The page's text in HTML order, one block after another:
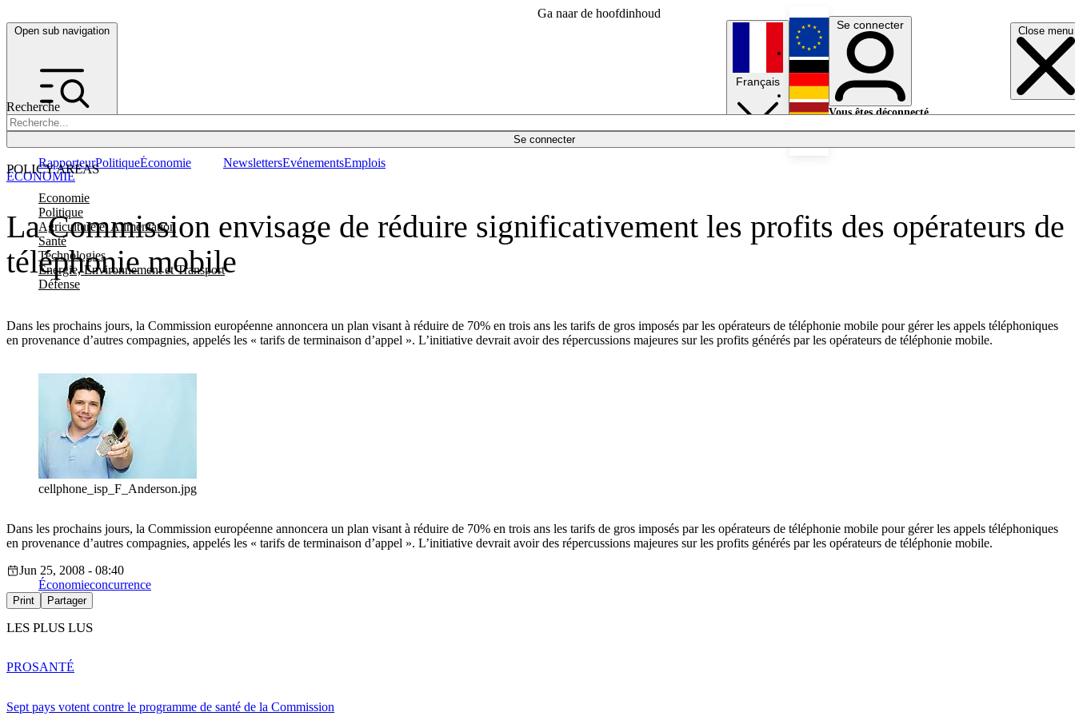
Ga naar de hoofdinhoud
Open sub navigation Close menu
Recherche
Se connecter
POLICY AREAS
Economie
Politique
Agriculture et Alimentation
Santé
Technologies
Energie, Environnement et Transport
Défense
RapporteurPolitiqueÉconomie NewslettersEvénementsEmplois
Français
English
Deutsch
Se connecter
Vous êtes déconnecté.
La Commission envisage de réduire significativement les profits des opérateurs de
téléphonie mobile
Dans les prochains jours, la Commission européenne annoncera un plan visant à réduire de 70% en trois ans les tarifs de gros imposés par les opérateurs de téléphonie mobile pour gérer les appels téléphoniques
en provenance d’autres compagnies, appelés les « tarifs de terminaison d’appel ». L’initiative devrait avoir des répercussions majeures sur les profits générés par les opérateurs de téléphonie mobile.
ÉCONOMIE
cellphone_isp_F_Anderson.jpg
Dans les prochains jours, la Commission européenne annoncera un plan visant à réduire de 70% en trois ans les tarifs de gros imposés par les opérateurs de téléphonie mobile pour gérer les appels téléphoniques
en provenance d’autres compagnies, appelés les « tarifs de terminaison d’appel ». L’initiative devrait avoir des répercussions majeures sur les profits générés par les opérateurs de téléphonie mobile.
Jun 25, 2008 - 08:40
Économieconcurrence
Print Partager
LES PLUS LUS
Sept pays votent contre le programme de santé de la Commission
PROSANTÉ